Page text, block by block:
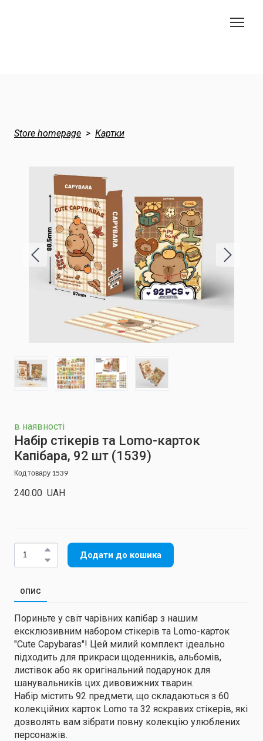
Store homepage Картки
в наявності
Набір стікерів та Lomo-карток
Капібара, 92 шт (1539)
Код товару 1539
240.00  UAH
Додати до кошика
ОПИС
Пориньте у світ чарівних капібар з нашим
ексклюзивним набором стікерів та Lomo-карток
"Cute Capybaras"! Цей милий комплект ідеально
підходить для прикраси щоденників, альбомів,
листівок або як оригінальний подарунок для
шанувальників цих дивовижних тварин.
Набір містить 92 предмети, що складаються з 60
колекційних карток Lomo та 32 яскравих стікерів, які
дозволять вам зібрати повну колекцію улюблених
персонажів.